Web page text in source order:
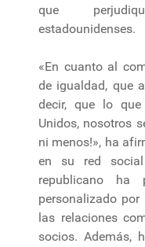
que
estadounidenses.
«En cuanto al
de igualdad, que
decir, que lo
Unidos, nosotros
ni menos!», ha
en su red
republicano ha
personalizado
las relaciones
socios. Además,